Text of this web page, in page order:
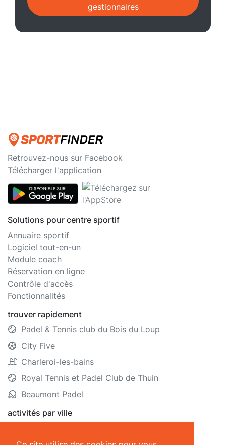
gestionnaires
Retrouvez-nous sur Facebook
Télécharger l'application
Solutions pour centre sportif
Annuaire sportif
Logiciel tout-en-un
Module coach
Réservation en ligne
Contrôle d'accès
Fonctionnalités
trouver rapidement
Padel & Tennis club du Bois du Loup
City Five
Charleroi-les-bains
Royal Tennis et Padel Club de Thuin
Beaumont Padel
activités par ville
Bruges
Namur